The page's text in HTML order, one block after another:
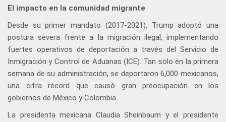
El impacto en la comunidad migrante
Desde su primer mandato (2017-2021), Trump adoptó una
postura severa frente a la migración ilegal, implementando
fuertes operativos de deportación a través del Servicio de
Inmigración y Control de Aduanas (ICE). Tan solo en la primera
semana de su administración, se deportaron 6,000 mexicanos,
una cifra récord que causó gran preocupación en los
gobiernos de México y Colombia.
La presidenta mexicana Claudia Sheinbaum y el presidente